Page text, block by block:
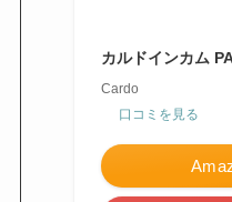
カルドインカム
Cardo
口コミを見る